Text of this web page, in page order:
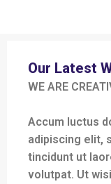
Our Latest
WE ARE
Accum luctus
adipiscing elit,
tincidunt ut
volutpat. Ut